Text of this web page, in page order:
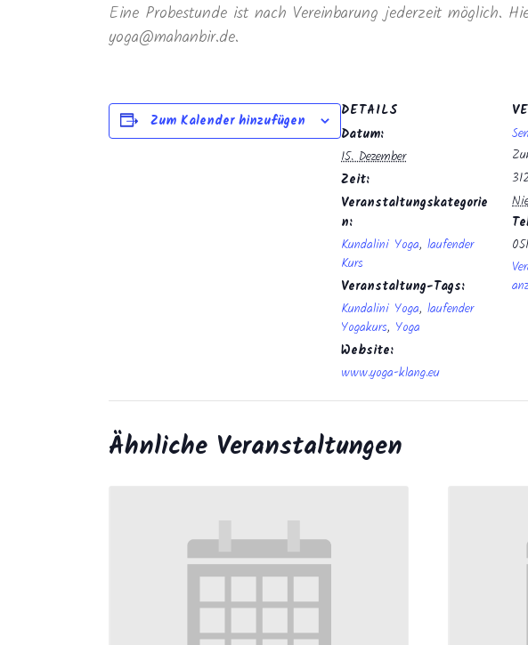
Eine Probestunde ist nach Vereinbarung jederzeit möglich.
yoga@mahanbir.de.
Zum Kalender hinzufügen
DETAILS
Datum:
15. Dezember
Zeit:
Veranstaltungskategorie
n:
Kundalini Yoga, laufender
Kurs
Veranstaltung-Tags:
Kundalini Yoga, laufender
Yogakurs, Yoga
Website:
www.yoga-klang.eu
Ähnliche Veranstaltungen